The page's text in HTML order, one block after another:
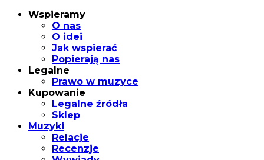
Wspieramy
O nas
O idei
Jak wspierać
Popierają nas
Legalne
Prawo w muzyce
Kupowanie
Legalne źródła
Sklep
Muzyki
Relacje
Recenzje